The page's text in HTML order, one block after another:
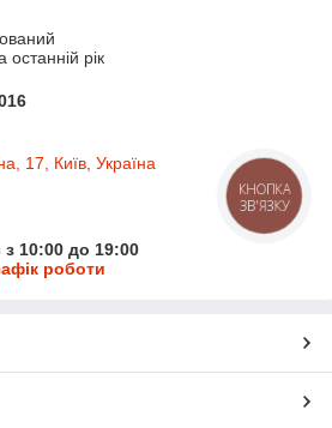
останній рік
17, Київ, Україна
10:00 до 19:00
роботи
КНОПКА
ЗВ'ЯЗКУ